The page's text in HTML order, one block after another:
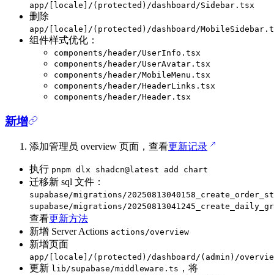
app/[locale]/(protected)/dashboard/Sidebar.tsx
删除
app/[locale]/(protected)/dashboard/
组件样式优化：
components/header/UserInfo.tsx
components/header/UserAvatar.tsx
components/header/MobileMenu.tsx
components/header/HeaderLinks.tsx
components/header/Header.tsx
新增
添加管理员 overview 页面，查看更新记录
执行 pnpm dlx shadcn@latest add chart
迁移新 sql 文件：
supabase/migrations/
supabase/migrations/
查看更新方法
新增 Server Actions actions/overview
新增页面
app/[locale]/(protected)/dashboard/(admin)/
更新 lib/supabase/middleware.ts ，将